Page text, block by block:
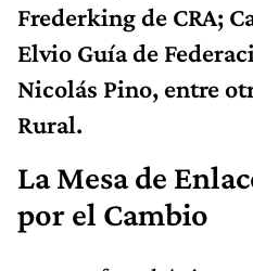
Frederking de CRA;
Elvio Guía de
Nicolás Pino, entre
Rural.
La Mesa de
por el Cambio